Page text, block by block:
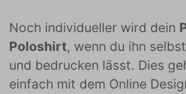
Noch individueller wird dein
Poloshirt, wenn du ihn
und bedrucken lässt. Dies
einfach mit dem Online